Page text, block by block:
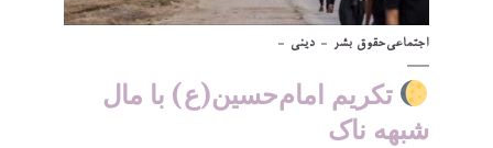
اجتماعیحقوق بشر دینی
تکریم امام‌حسین(ع) با مال
شبهه ناک